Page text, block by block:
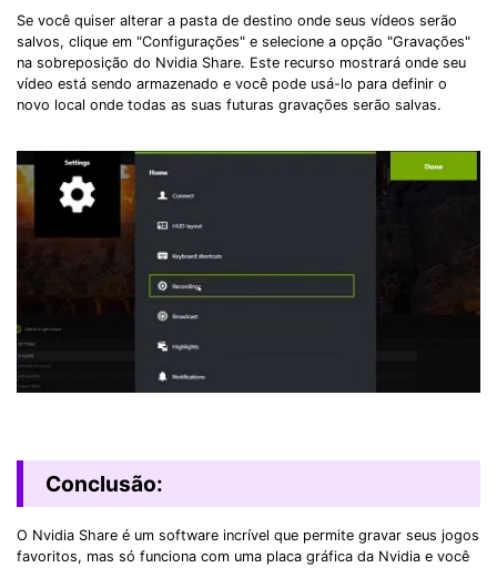
Se você quiser alterar a pasta de destino onde seus vídeos serão
salvos, clique em "Configurações" e selecione a opção "Gravações"
na sobreposição do Nvidia Share. Este recurso mostrará onde seu
vídeo está sendo armazenado e você pode usá-lo para definir o
novo local onde todas as suas futuras gravações serão salvas.
Conclusão:
O Nvidia Share é um software incrível que permite gravar seus jogos
favoritos, mas só funciona com uma placa gráfica da Nvidia e você